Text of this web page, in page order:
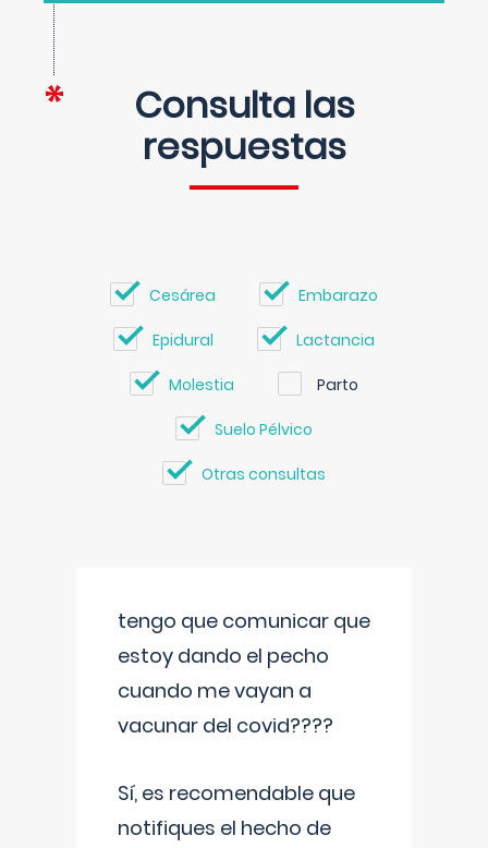
Consulta las
respuestas
Cesárea Embarazo
Epidural Lactancia
Molestia Parto
Suelo Pélvico
Otras consultas
tengo que comunicar que
estoy dando el pecho
cuando me vayan a
vacunar del covid????
Sí, es recomendable que
notifiques el hecho de